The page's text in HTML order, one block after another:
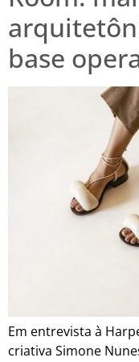
base
Em entrevista à
criativa Simone